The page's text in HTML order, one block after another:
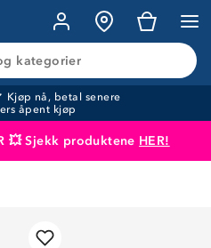
kategorier
Kjøp nå, betal senere
åpent kjøp
💥 Sjekk produktene HER!
handlekurven